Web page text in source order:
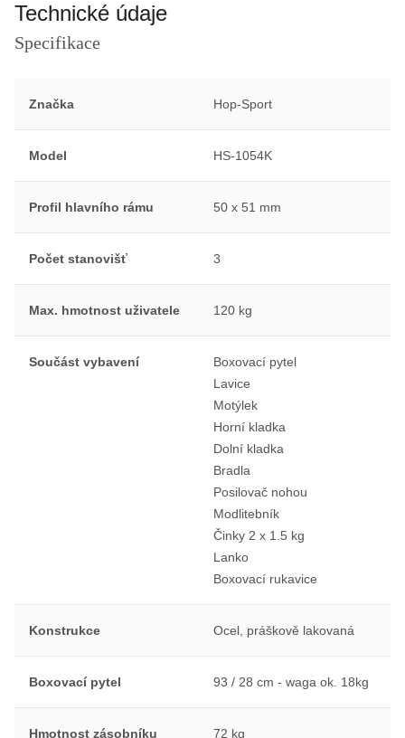
Technické údaje
Specifikace
Značka Hop-Sport
Model HS-1054K
Profil hlavního rámu 50 x 51 mm
Počet stanovišť 3
Max. hmotnost uživatele 120 kg
Součást vybavení
Boxovací pytel
Lavice
Motýlek
Horní kladka
Dolní kladka
Bradla
Posilovač nohou
Modlitebník
Činky 2 x 1.5 kg
Lanko
Boxovací rukavice
Konstrukce Ocel, práškově lakovaná
Boxovací pytel 93 / 28 cm - waga ok. 18kg
Hmotnost zásobníku 72 kg